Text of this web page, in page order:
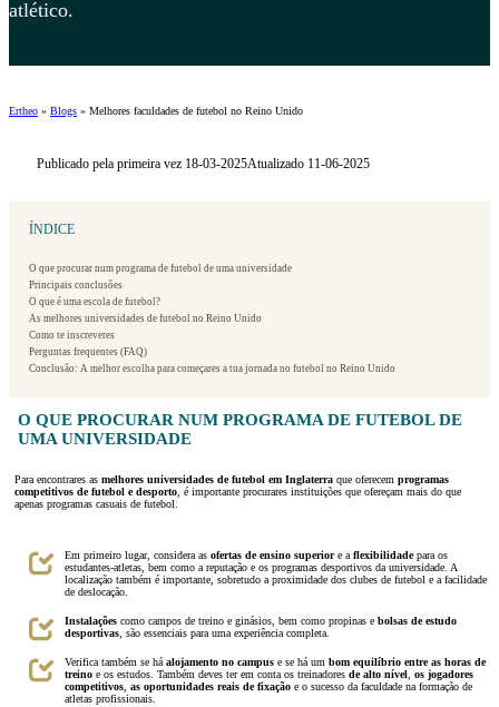
atlético.
Ertheo » Blogs » Melhores faculdades de futebol no Reino Unido
Publicado pela primeira vez 18-03-2025Atualizado 11-06-2025
ÍNDICE
O que procurar num programa de futebol de uma universidade
Principais conclusões
O que é uma escola de futebol?
As melhores universidades de futebol no Reino Unido
Como te inscreveres
Perguntas frequentes (FAQ)
Conclusão: A melhor escolha para começares a tua jornada no futebol no Reino Unido
O QUE PROCURAR NUM PROGRAMA DE FUTEBOL DE
UMA UNIVERSIDADE
Para encontrares as melhores universidades de futebol em Inglaterra que oferecem programas
competitivos de futebol e desporto, é importante procurares instituições que ofereçam mais do que
apenas programas casuais de futebol.
Em primeiro lugar, considera as ofertas de ensino superiore aflexibilidadepara os
estudantes-atletas, bem como a reputação e os programas desportivos da universidade. A
localização também é importante, sobretudo a proximidade dos clubes de futebol e a facilidade
de deslocação.
Instalações como campos de treino e ginásios, bem como propinas e bolsas de estudo
desportivas, são essenciais para uma experiência completa.
Verifica também se háalojamento no campus e se há um bom equilíbrio entre as horas de
treino e os estudos. Também deves ter em conta os treinadores de alto nível, os jogadores
competitivos, as oportunidades reais de fixação e o sucesso da faculdade na formação de
atletas profissionais.